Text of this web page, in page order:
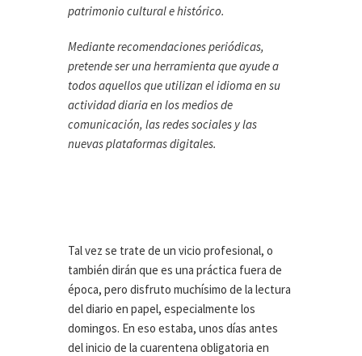
patrimonio cultural e histórico.
Mediante recomendaciones periódicas,
pretende ser una herramienta que ayude a
todos aquellos que utilizan el idioma en su
actividad diaria en los medios de
comunicación, las redes sociales y las
nuevas plataformas digitales.
Tal vez se trate de un vicio profesional, o
también dirán que es una práctica fuera de
época, pero disfruto muchísimo de la lectura
del diario en papel, especialmente los
domingos. En eso estaba, unos días antes
del inicio de la cuarentena obligatoria en